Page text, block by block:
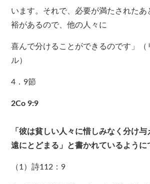
います。それで、必要が満たされたあ
裕があるので、他の人々に
喜んで分けることができるのです」（
ル）
4．9節
2Co 9:9
「彼は貧しい人々に惜しみなく分け
遠にとどまる」と書かれているように
（1）詩112：9